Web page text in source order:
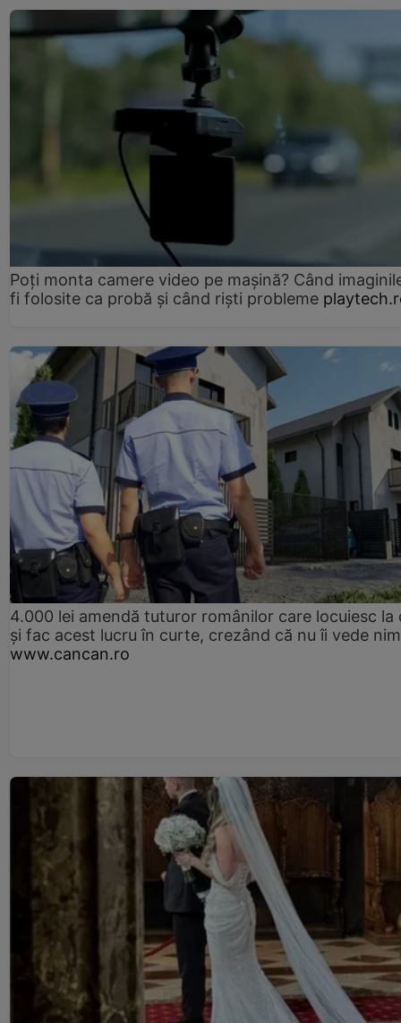
Poți monta camere video pe mașină? Când
fi folosite ca probă și când riști probleme
4.000 lei amendă tuturor românilor care locuiesc la
și fac acest lucru în curte, crezând că nu îi vede
www.cancan.ro